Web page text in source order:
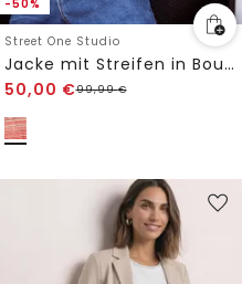
-50%
Street One Studio
Jacke mit Streifen in Bouclé Qualität
50,00 €99,99€